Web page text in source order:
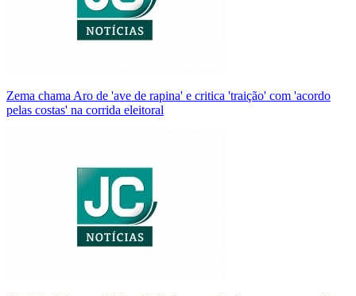
Zema chama Aro de 'ave de rapina' e critica 'traição' com 'acordo
pelas costas' na corrida eleitoral